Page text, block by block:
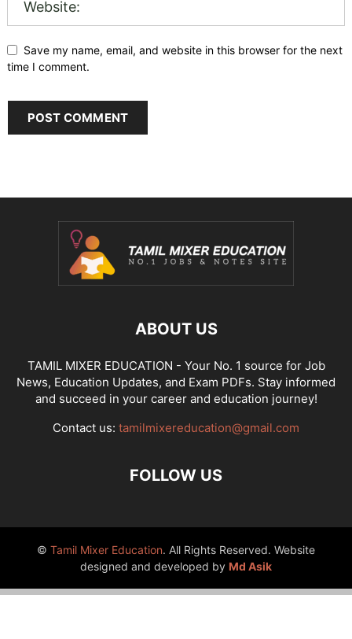
Save my name, email, and website in this browser for the next
time I comment.
ABOUT US
TAMIL MIXER EDUCATION - Your No. 1 source for Job
News, Education Updates, and Exam PDFs. Stay informed
and succeed in your career and education journey!
Contact us: tamilmixereducation@gmail.com
FOLLOW US
© Tamil Mixer Education. All Rights Reserved. Website
designed and developed by Md Asik